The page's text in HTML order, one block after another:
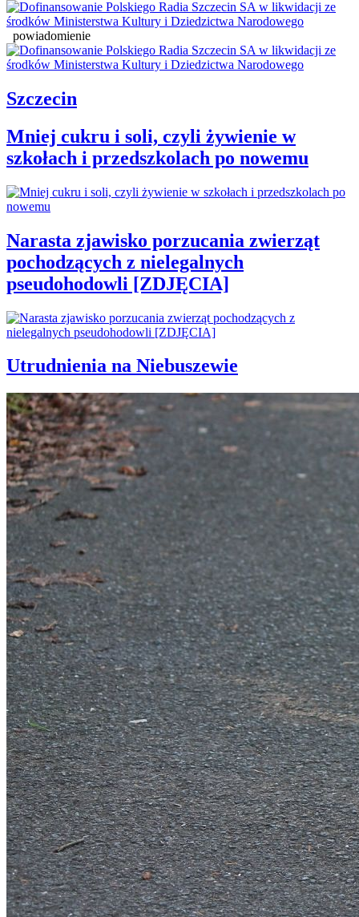
powiadomienie
Szczecin
Mniej cukru i soli, czyli żywienie w
szkołach i przedszkolach po nowemu
Narasta zjawisko porzucania zwierząt
pochodzących z nielegalnych
pseudohodowli [ZDJĘCIA]
Utrudnienia na Niebuszewie